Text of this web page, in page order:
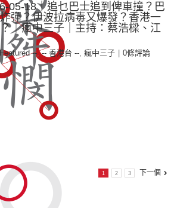
05-18｜追乜巴士追到俾車撞？巴
彈？伊波拉病毒又爆發？香港一
｜瘋中三子｜主持：蔡浩樑、江
--,-- 香港台 --, 瘋中三子 0條評論
1 2 3 下一個